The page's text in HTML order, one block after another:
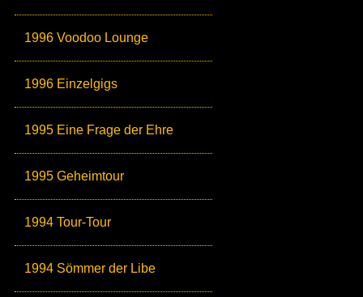
1996 Voodoo Lounge
1996 Einzelgigs
1995 Eine Frage der Ehre
1995 Geheimtour
1994 Tour-Tour
1994 Sömmer der Libe